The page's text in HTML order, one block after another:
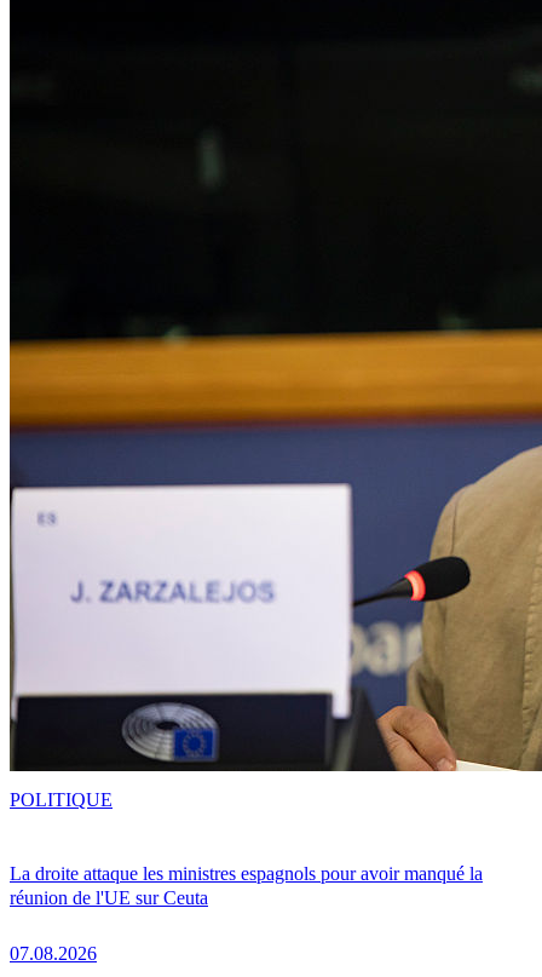
La droite attaque les ministres espagnols pour avoir manqué la
réunion de l'UE sur Ceuta
07.08.2026
POLITIQUE